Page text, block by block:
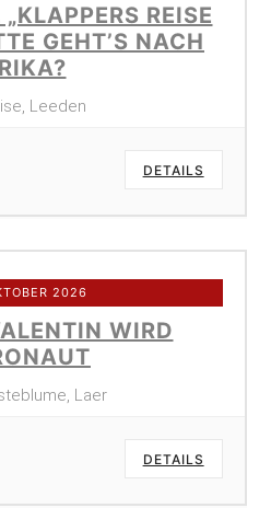
REISE
GEHT’S NACH
Leeden
DETAILS
2026
WIRD
Laer
DETAILS